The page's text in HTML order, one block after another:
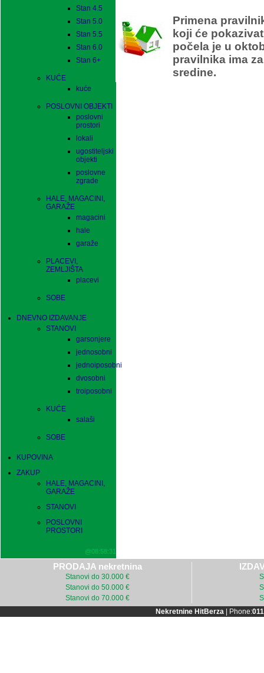
Stan 4.5
Stan 5.0
Stan 5.5
Stan 6.0
Stan 6+
KUĆE
kuće
POSLOVNI OBJEKTI
poslovni
prostori
lokali
ugostiteljski
objekti
poslovne
zgrade
HALE, MAGACINI,
GARAŽE
magacini
hale
garaže
PLACEVI,
ZEMLJIŠTA
placevi
SOBE
DNEVNO IZDAVANJE
STANOVI
garsonjere
jednosobni
jednoiposobni
dvosobni
troiposobni
KUĆE
salaši
SOBE
KUPOVINA
ZAKUP
HALE, MAGACINI,
GARAŽE
STANOVI
POSLOVNI
PROSTORI
@08:58:31
Primena
koji će
počela je u
pravilnika ima
sredine.
PRODAJA nekretnina
Stanovi do 30.000 €
Stanovi do 50.000 €
Stanovi do 70.000 €
Nekretnine HitBerza| Phone: